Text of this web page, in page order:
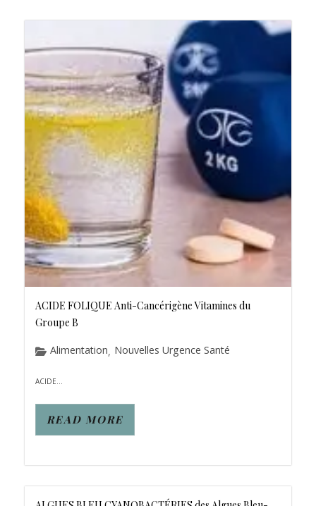
ACIDE FOLIQUE Anti-Cancérigène Vitamines du
Groupe B
Alimentation, Nouvelles Urgence Santé
ACIDE...
READ MORE